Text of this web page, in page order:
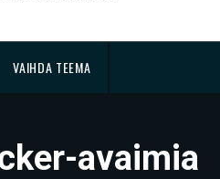
VAIHDA TEEMA
avaimia